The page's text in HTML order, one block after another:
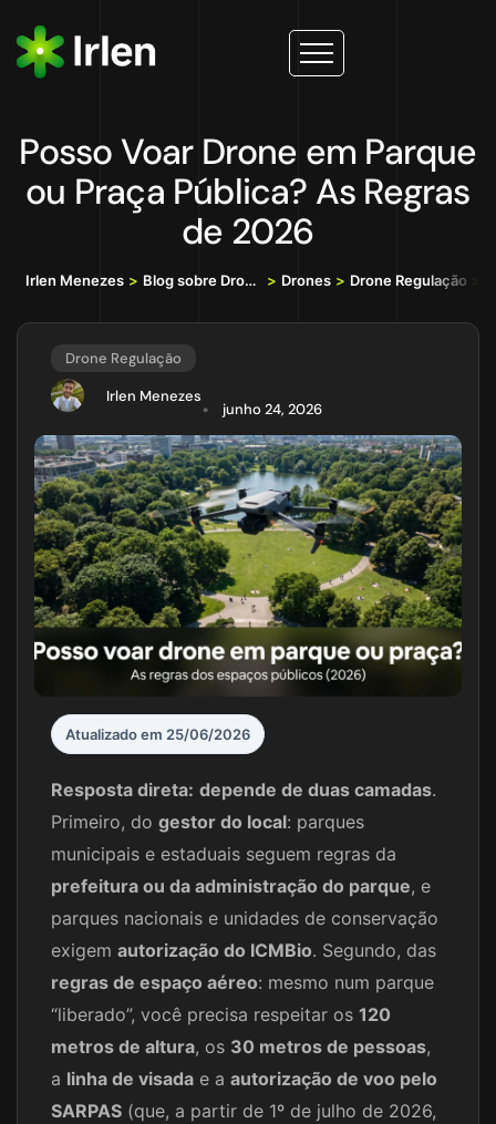
Posso Voar Drone em Parque
ou Praça Pública? As Regras
de 2026
Irlen Menezes > Blog sobre Drones, IA e Tecnologia da Informação > Drones > Drone Regulação
Drone Regulação
Irlen Menezes
junho 24, 2026
Atualizado em 25/06/2026
Resposta direta: depende de duas camadas.
Primeiro, do gestor do local: parques
municipais e estaduais seguem regras da
prefeitura ou da administração do parque, e
parques nacionais e unidades de conservação
exigem autorização do ICMBio. Segundo, das
regras de espaço aéreo: mesmo num parque
“liberado”, você precisa respeitar os 120
metros de altura, os 30 metros de pessoas,
a linha de visada e a autorização de voo pelo
SARPAS (que, a partir de 1º de julho de 2026,